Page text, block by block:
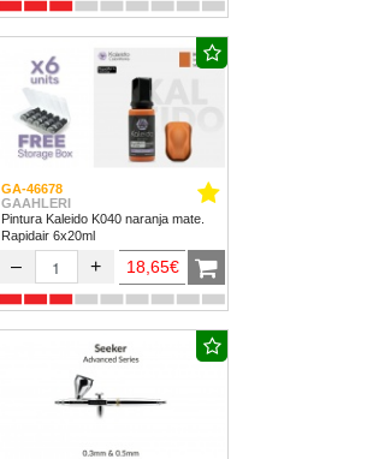
GA-46678
GAAHLERI
Pintura Kaleido K040 naranja mate.
Rapidair 6x20ml
– + 18,65€